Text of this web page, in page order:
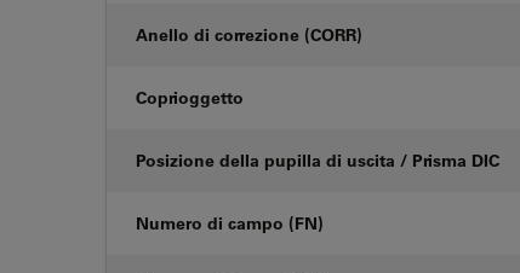
Anello di correzione (CORR)
Coprioggetto
Posizione della pupilla di uscita / Prisma DIC
Numero di campo (FN)